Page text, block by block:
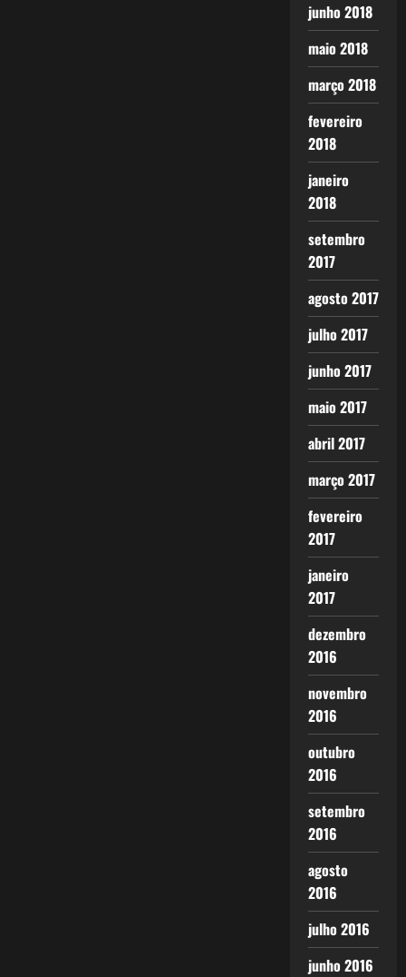
junho 2018
maio 2018
março 2018
fevereiro
2018
janeiro
2018
setembro
2017
agosto 2017
julho 2017
junho 2017
maio 2017
abril 2017
março 2017
fevereiro
2017
janeiro
2017
dezembro
2016
novembro
2016
outubro
2016
setembro
2016
agosto
2016
julho 2016
junho 2016